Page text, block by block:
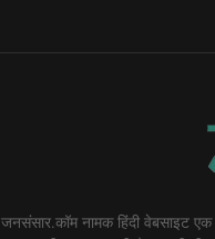
जनसंसार.कॉम नामक हिंदी वेबसाइट एक